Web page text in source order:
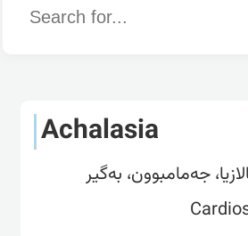
Word
Achalasia
جەمامبوون، بەگیر